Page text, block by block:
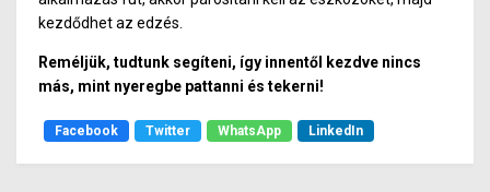
kezdődhet az edzés.
Reméljü k, tudtunk segíteni, így innentől kezdve nincs
más, mint nyeregbe pattanni és tekerni!
Facebook Twitter WhatsApp LinkedIn